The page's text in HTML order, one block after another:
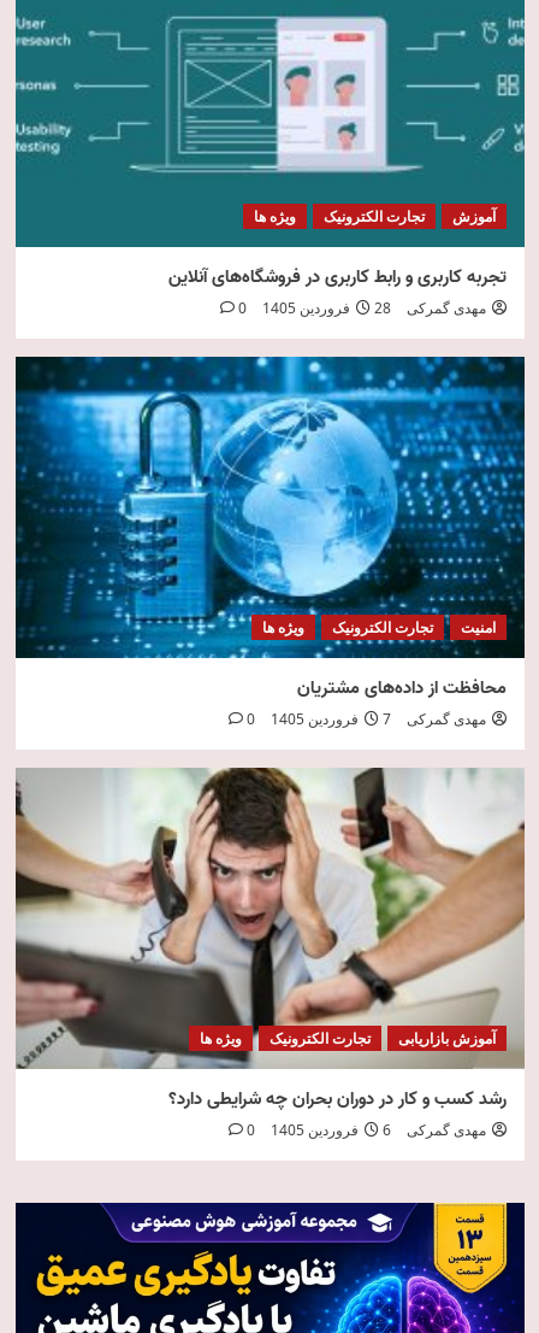
5
امنیت فناوری اطلاعات
آموزش تجارت الکترونیک ویژه ها
تجربه کاربری و رابط کاربری در فروشگاه‌های آنلاین
مهدی گمرکی 28 فروردین 1405 0
امنیت تجارت الکترونیک ویژه ها
محافظت از داده‌های مشتریان
مهدی گمرکی 7 فروردین 1405 0
آموزش بازاریابی تجارت الکترونیک ویژه ها
رشد کسب و کار در دوران بحران چه شرایطی دارد؟
مهدی گمرکی 6 فروردین 1405 0